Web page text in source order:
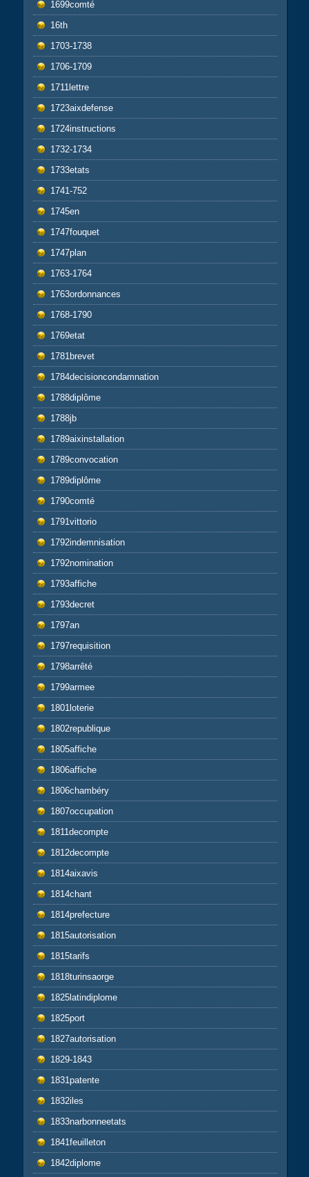
1699comté
16th
1703-1738
1706-1709
1711lettre
1723aixdefense
1724instructions
1732-1734
1733etats
1741-752
1745en
1747fouquet
1747plan
1763-1764
1763ordonnances
1768-1790
1769etat
1781brevet
1784decisioncondamnation
1788diplôme
1788jb
1789aixinstallation
1789convocation
1789diplôme
1790comté
1791vittorio
1792indemnisation
1792nomination
1793affiche
1793decret
1797an
1797requisition
1798arrêté
1799armee
1801loterie
1802republique
1805affiche
1806affiche
1806chambéry
1807occupation
1811decompte
1812decompte
1814aixavis
1814chant
1814prefecture
1815autorisation
1815tarifs
1818turinsaorge
1825latindiplome
1825port
1827autorisation
1829-1843
1831patente
1832iles
1833narbonneetats
1841feuilleton
1842diplome